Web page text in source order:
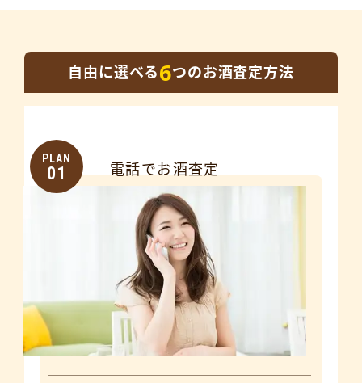
自由に選べる6つのお酒査定方法
PLAN
01 電話でお酒査定